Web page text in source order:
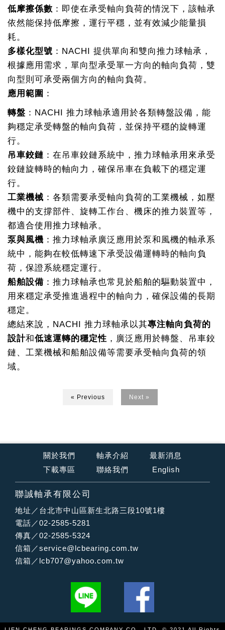
低摩擦係數 ：即使在承受軸向負荷的情況下，該軸承
依然能保持低摩擦，運行平穩，並有效減少能量損
耗。
多樣化型號 ：NACHI 提供單向和雙向推力球軸承，
根據應用需求，單向型承受單一方向的軸向負荷，雙
向型則可承受兩個方向的軸向負荷。
應用範圍 ：
轉盤 ：NACHI 推力球軸承適用於各類轉盤設備，能
夠穩定承受轉盤的軸向負荷，並保持平穩的旋轉運
行。
吊車鉸鏈 ：在吊車鉸鏈系統中，推力球軸承用來承受
鉸鏈旋轉時的軸向力，確保吊車在負載下的穩定運
行。
工業機械 ：各類需要承受軸向負荷的工業機械，如壓
機中的支撐部件、旋轉工作台、機床的推力裝置等，
都適合使用推力球軸承。
泵與風機 ：推力球軸承廣泛應用於泵和風機的軸承系
統中，能夠在較低轉速下承受設備運轉時的軸向負
荷，保證系統穩定運行。
船舶設備 ：推力球軸承也常見於船舶的驅動裝置中，
用來穩定承受推進過程中的軸向力，確保設備的長期
穩定。
總結來說，NACHI 推力球軸承以其專注軸向負荷的
設計和低速運轉的穩定性 ，廣泛應用於轉盤、吊車鉸
鏈、工業機械和船舶設備等需要承受軸向負荷的領
域。
« Previous Next »
關於我們 軸承介紹
最新消息
下載專區
聯絡我們 English
聯誠軸承有限公司
地址／台北市中山區新生北路三段10號1樓
電話／02-2585-5281
傳真／02-2585-5324
信箱／service@lcbearing.com.tw
信箱／ lcb707@yahoo.com.tw